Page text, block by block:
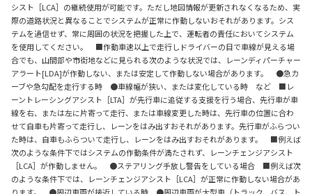
シスト［LCA］の継続使用が可能です。ただし地図情報が更新されなくなるため、実
際の道路状況と異なることでシステムが正常に作動しないおそれがあります。シス
テムを過信せず、常に周囲の状況を把握した上で、運転者の責任においてシステム
を使用してください。 ■作動車速以上で走行しドライバーの目で車線が見える場
合でも、山間部や市街地などに見られる次のような状況では、レーンディパーチャー
アラート[LDA]が作動しない、または安定して作動しない場合があります。 ●急カ
ーブや急勾配を走行する時 ●車線幅が狭い、または変化している時 など ■レ
ーントレーシングアシスト［LTA］が先行車に追従する支援を行う場合、先行車が車
線を右、または左に片寄って走行、または車線変更した時は、先行車の位置に合わ
せて自車も片寄って走行し、レーンをはみ出すおそれがあります。先行車がふらつい
た時は、自車もふらついて走行し、レーンをはみ出すおそれがあります。 ■例えば
次のような条件下ではシステムの作動条件が満たされず、レーンチェンジアシスト
［LCA］が作動しません。 ●ステアリング手放し警告をしている場合 ■例えば次
のような条件下では、レーンチェンジアシスト［LCA］が正常に作動しない場合があ
ります。 ●周辺車両が接近している時 ●周辺車両が大型車（トラック、バス、ト